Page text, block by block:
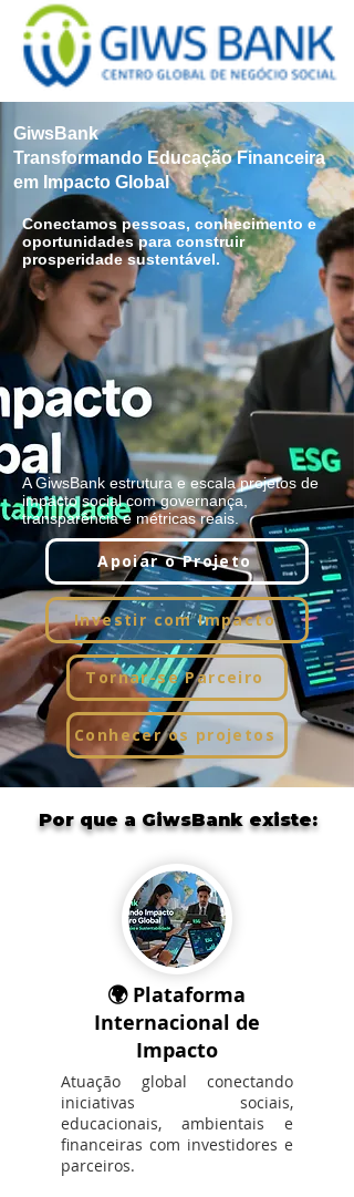
GiwsBank
Transformando Educação Financeira
em Impacto Global
Conectamos pessoas, conhecimento e
oportunidades para construir
prosperidade sustentável.
A GiwsBank estrutura e escala projetos de
impacto social com governança,
transparência e métricas reais.
Apoiar o Projeto
Investir com Impacto
Tornar-se Parceiro
Conhecer os projetos
Por que a GiwsBank existe:
🌍 Plataforma
Internacional de
Impacto
Atuação global conectando
iniciativas sociais,
educacionais, ambientais e
financeiras com investidores e
parceiros.